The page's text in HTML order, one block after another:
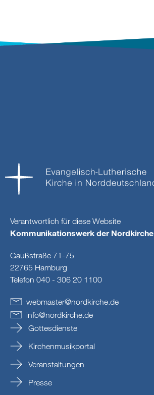
Verantwortlich für diese Website
Kommunikationswerk der Nordkirche
Gaußstraße 71-75
22765 Hamburg
Telefon 040 - 306 20 1100
webmaster@nordkirche.de
info@nordkirche.de
Gottesdienste
Kirchenmusikportal
Veranstaltungen
Presse